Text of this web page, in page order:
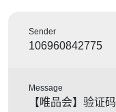
Sender
106960842775
Message
【唯品会】验证